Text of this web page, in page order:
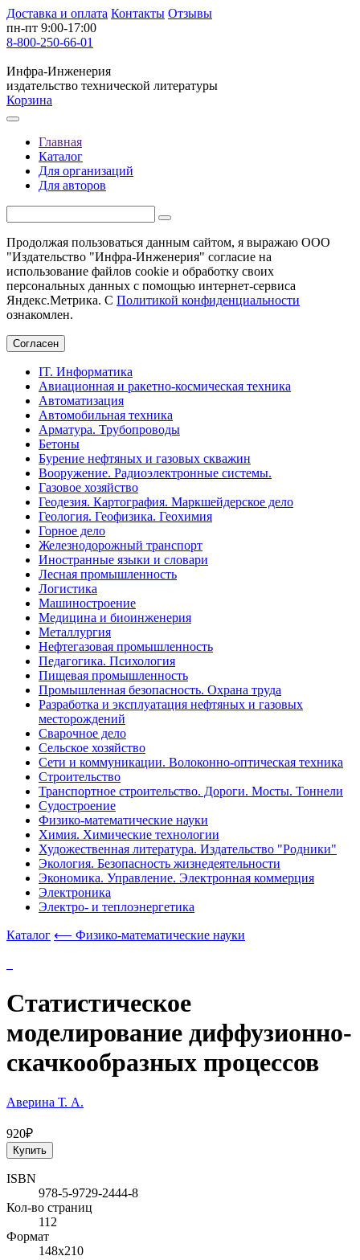
Доставка и оплата Контакты Отзывы
пн-пт 9:00-17:00
8-800-250-66-01
Инфра-Инженерия
издательство технической литературы
Корзина
Главная
Каталог
Для организаций
Для авторов
Продолжая пользоваться данным сайтом, я выражаю ООО
"Издательство "Инфра-Инженерия" согласие на
использование файлов cookie и обработку своих
персональных данных с помощью интернет-сервиса
Яндекс.Метрика. С Политикой конфиденциальности
ознакомлен.
Согласен
IT. Информатика
Авиационная и ракетно-космическая техника
Автоматизация
Автомобильная техника
Арматура. Трубопроводы
Бетоны
Бурение нефтяных и газовых скважин
Вооружение. Радиоэлектронные системы.
Газовое хозяйство
Геодезия. Картография. Маркшейдерское дело
Геология. Геофизика. Геохимия
Горное дело
Железнодорожный транспорт
Иностранные языки и словари
Лесная промышленность
Логистика
Машиностроение
Медицина и биоинженерия
Металлургия
Нефтегазовая промышленность
Педагогика. Психология
Пищевая промышленность
Промышленная безопасность. Охрана труда
Разработка и эксплуатация нефтяных и газовых
месторождений
Сварочное дело
Сельское хозяйство
Сети и коммуникации. Волоконно-оптическая техника
Строительство
Транспортное строительство. Дороги. Мосты. Тоннели
Судостроение
Физико-математические науки
Химия. Химические технологии
Художественная литература. Издательство "Родники"
Экология. Безопасность жизнедеятельности
Экономика. Управление. Электронная коммерция
Электроника
Электро- и теплоэнергетика
Каталог ⟵ Физико-математические науки
Статистическое
моделирование диффузионно-
скачкообразных процессов
Аверина Т. А.
920₽
Купить
ISBN
978-5-9729-2444-8
Кол-во страниц
112
Формат
148х210